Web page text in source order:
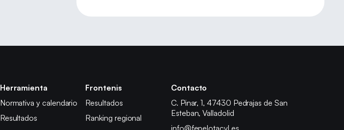
Herramienta
Normativa y calendario
Resultados
Frontenis
Resultados
Ranking regional
Contacto
C. Pinar, 1, 47430 Pedrajas de San
Esteban, Valladolid